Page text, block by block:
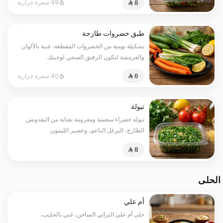
49 سعرة حرارية
طبق خضروات طازجة
تشكيلة يومية من الخضروات المقطعة، غنية بالألوان
والقرمشة لتكون الرفيق الصحي لوجبتك.
40 سعرة حرارية
تبولة
تبولة خضراء منعشة ومفرومة بعناية من البقدونس
الطازج، البرغل الناعم، وعصير الليمون.
الحلى
أم علي
حلى أم علي التراثي الساخن، غني بالحليب،